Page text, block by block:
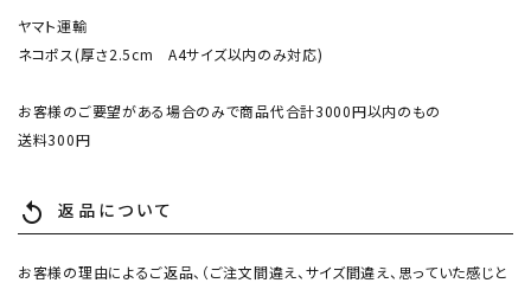
ヤマト運輸
ネコポス(厚さ2.5cm A4サイズ以内のみ対応)
お客様のご要望がある場合のみで商品代合計3000円以内のもの
送料300円
replay 返品について
お客様の理由によるご返品、（ご注文間違え、サイズ間違え、思っていた感じと